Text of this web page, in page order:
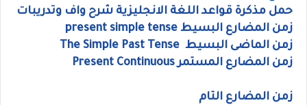
حمل مذكرة قواعد اللغة الانجليزية شرح واف وتدريبات
زمن المضارع البسيط present simple tense
زمن الماضى البسيط The Simple Past Tense
زمن المضارع المستمر Present Continuous
زمن المضارع التام